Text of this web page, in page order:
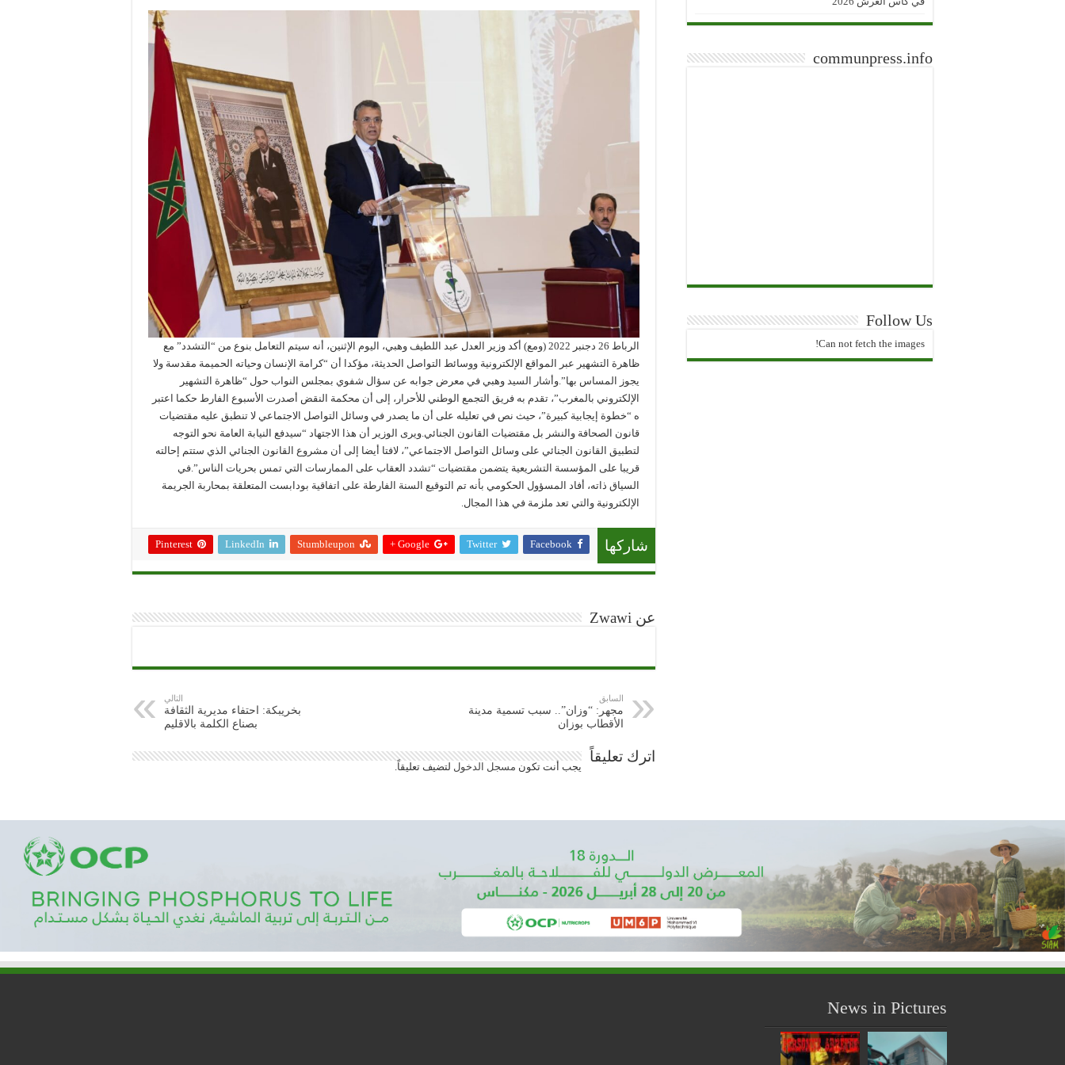
الرباط 26 دجنبر 2022 (ومع) أكد وزير العدل عبد اللطيف وهبي، اليوم الإثنين، أنه سيتم التعامل بنوع من “التشدد” مع
ظاهرة التشهير عبر المواقع الإلكترونية ووسائط التواصل الحديثة، مؤكدا أن “كرامة الإنسان وحياته الحميمة مقدسة ولا
يجوز المساس بها”.وأشار السيد وهبي في معرض جوابه عن سؤال شفوي بمجلس النواب حول “ظاهرة التشهير
الإلكتروني بالمغرب”، تقدم به فريق التجمع الوطني للأحرار، إلى أن محكمة النقض أصدرت الأسبوع الفارط حكما اعتبر
ه “خطوة إيجابية كبيرة”، حيث نص في تعليله على أن ما يصدر في وسائل التواصل الاجتماعي لا تنطبق عليه مقتضيات
قانون الصحافة والنشر بل مقتضيات القانون الجنائي.ويرى الوزير أن هذا الاجتهاد “سيدفع النيابة العامة نحو التوجه
لتطبيق القانون الجنائي على وسائل التواصل الاجتماعي”، لافتا أيضا إلى أن مشروع القانون الجنائي الذي ستتم إحالته
قريبا على المؤسسة التشريعية يتضمن مقتضيات “تشدد العقاب على الممارسات التي تمس بحريات الناس”.في
السياق ذاته، أفاد المسؤول الحكومي بأنه تم التوقيع السنة الفارطة على اتفاقية بودابست المتعلقة بمحاربة الجريمة
الإلكترونية والتي تعد ملزمة في هذا المجال.
شاركها Facebook
Twitter
Google +
Stumbleupon
LinkedIn
Pinterest
عن Zwawi
السابق
مجهر: “وزان”.. سبب تسمية مدينة
الأقطاب بوزان
التالي
بخريبكة: احتفاء مديرية الثقافة
بصناع الكلمة بالاقليم
اترك تعليقاً
يجب أنت تكون مسجل الدخول لتضيف تعليقاً.
communpress.info
Follow Us
Can not fetch the images!
News in Pictures